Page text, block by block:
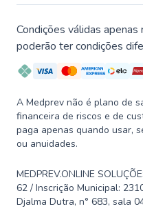
Condições válidas
poderão ter condições
A Medprev não é plano de
financeira de riscos e de
paga apenas quando usar,
ou anuidades.
MEDPREV.ONLINE
62 / Inscrição Municipal:
Djalma Dutra, n° 683, sala